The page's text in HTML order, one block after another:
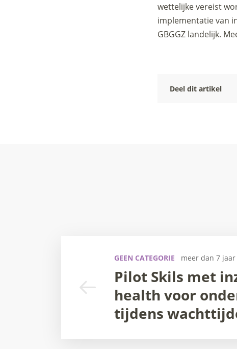
wettelijke vereist
implementatie van
GBGGZ landelijk.
Deel dit artikel
GEEN CATEGORIE meer dan 7
Pilot Skils met
health voor
tijdens